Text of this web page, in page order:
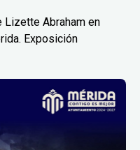
Lizette Abraham en
Exposición